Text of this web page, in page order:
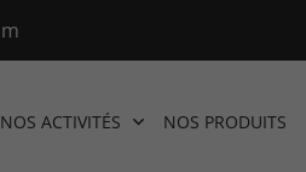
NOS ACTIVITÉS NOS PRODUITS